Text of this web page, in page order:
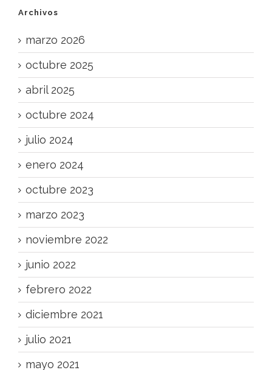
Archivos
marzo 2026
octubre 2025
abril 2025
octubre 2024
julio 2024
enero 2024
octubre 2023
marzo 2023
noviembre 2022
junio 2022
febrero 2022
diciembre 2021
julio 2021
mayo 2021